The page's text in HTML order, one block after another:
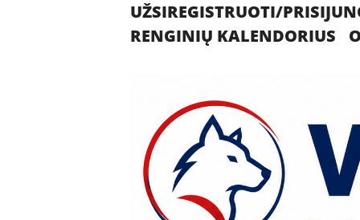
UŽSIREGISTRUOTI/
RENGINIŲ KALENDORIUS